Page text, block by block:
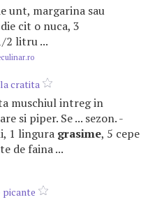
unt, margarina sau
cit o nuca, 3
2 litru ...
cratita
muschiul intreg in
si piper. Se ... sezon. -
1 lingura grasime, 5 cepe
de faina ...
picante